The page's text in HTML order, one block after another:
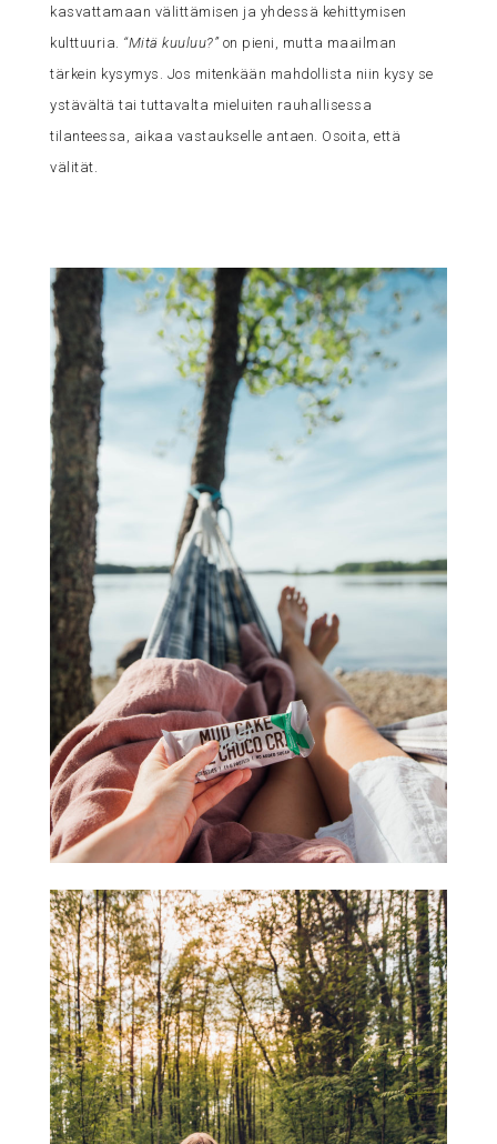
kasvattamaan välittämisen ja yhdessä kehittymisen
kulttuuria. “Mitä kuuluu?”on pieni, mutta maailman
tärkein kysymys. Jos mitenkään mahdollista niin kysy se
ystävältä tai tuttavalta mieluiten rauhallisessa
tilanteessa, aikaa vastaukselle antaen. Osoita, että
välität.